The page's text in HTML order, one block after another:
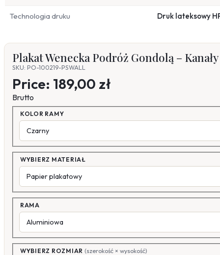
Technologia druku Druk lateksowy
Plakat Wenecka Podróż Gondolą –
SKU: PO-100219-PSWALL
Price: 189,00 zł
Brutto
KOLOR RAMY
WYBIERZ MATERIAŁ
RAMA
WYBIERZ ROZMIAR (szerokość × wysokość)